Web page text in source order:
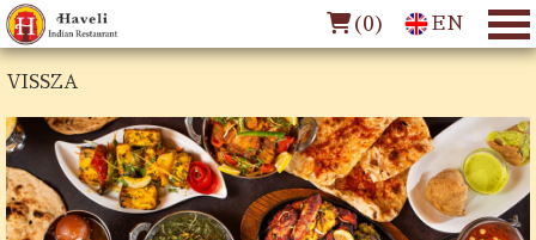
(0) EN
VISSZA